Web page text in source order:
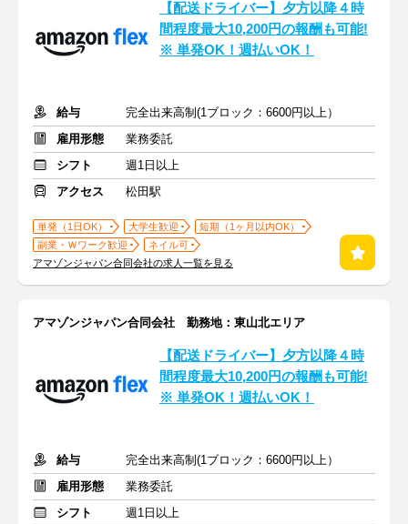
【配送ドライバー】夕方以降４時
間程度最大10,200円の報酬も可能!
※ 単発OK！週払いOK！
給与
完全出来高制(1ブロック：6600円以上）
雇用形態
業務委託
シフト
週1日以上
アクセス
松田駅
単発（1日OK） 大学生歓迎
短期（1ヶ月以内OK）
副業・Ｗワーク歓迎
ネイル可
アマゾンジャパン合同会社の求人一覧を見る
アマゾンジャパン合同会社 勤務地：東山北エリア
【配送ドライバー】夕方以降４時
間程度最大10,200円の報酬も可能!
※ 単発OK！週払いOK！
給与
完全出来高制(1ブロック：6600円以上）
雇用形態
業務委託
シフト
週1日以上